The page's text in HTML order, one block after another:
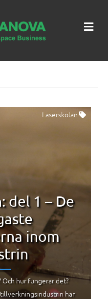
Laserskolan
del 1 – De
inom
hur fungerar det?
har